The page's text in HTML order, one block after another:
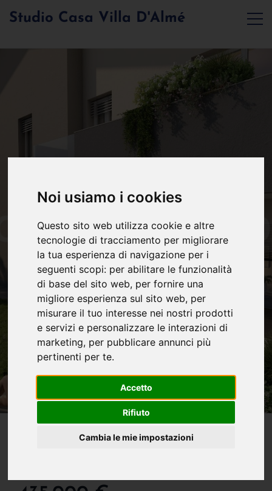
Noi usiamo i cookies
Questo sito web utilizza cookie e altre
tecnologie di tracciamento per migliorare
la tua esperienza di navigazione per i
seguenti scopi: per abilitare le funzionalità
di base del sito web, per fornire una
migliore esperienza sul sito web, per
misurare il tuo interesse nei nostri prodotti
e servizi e personalizzare le interazioni di
marketing, per pubblicare annunci più
pertinenti per te.
Accetto
Rifiuto
Cambia le mie impostazioni
Studio Casa Villa D'Almé
IN VENDITA
Appartamento In Vendita